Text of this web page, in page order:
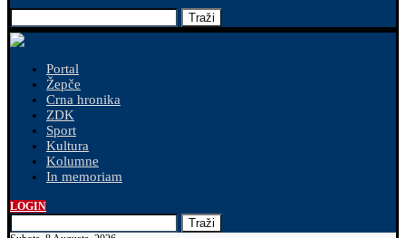
Traži
Portal
Žepče
Crna hronika
ZDK
Sport
Kultura
Kolumne
In memoriam
LOGIN
Traži